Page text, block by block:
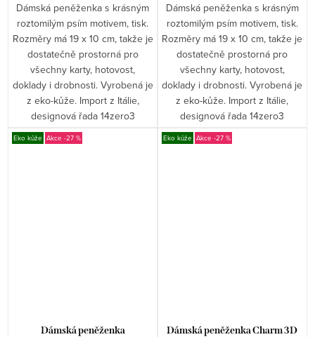
Dámská peněženka s krásným
roztomilým psím motivem, tisk.
Rozměry má 19 x 10 cm, takže je
dostatečně prostorná pro
všechny karty, hotovost,
doklady i drobnosti. Vyrobená je
z eko-kůže. Import z Itálie,
designová řada 14zero3
Dámská peněženka s krásným
roztomilým psím motivem, tisk.
Rozměry má 19 x 10 cm, takže je
dostatečně prostorná pro
všechny karty, hotovost,
doklady i drobnosti. Vyrobená je
z eko-kůže. Import z Itálie,
designová řada 14zero3
Eko kůže -27 %
Dámská peněženka
Eko kůže -27 %
Dámská peněženka Charm 3D